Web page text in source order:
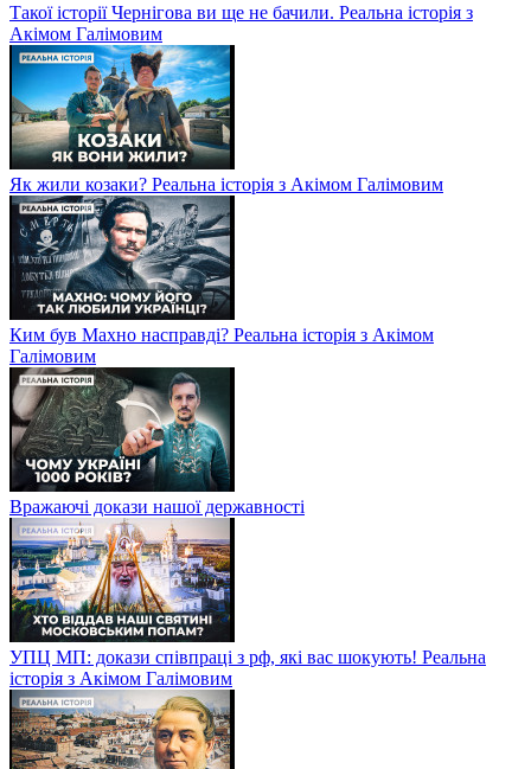
Такої історії Чернігова ви ще не бачили. Реальна історія з
Акімом Галімовим
Як жили козаки? Реальна історія з Акімом Галімовим
Ким був Махно насправді? Реальна історія з Акімом
Галімовим
Вражаючі докази нашої державності
УПЦ МП: докази співпраці з рф, які вас шокують! Реальна
історія з Акімом Галімовим